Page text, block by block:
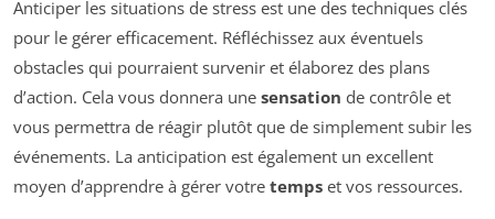
Anticiper les situations de stress est une des techniques clés
pour le gérer efficacement. Réfléchissez aux éventuels
obstacles qui pourraient survenir et élaborez des plans
d’action. Cela vous donnera une sensation de contrôle et
vous permettra de réagir plutôt que de simplement subir les
événements. La anticipation est également un excellent
moyen d’apprendre à gérer votre temps et vos ressources.